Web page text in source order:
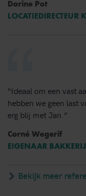
Dorine Pot
LOCATIEDIRECTEUR
“Ideaal om een vast
hebben we geen last
erg blij met Jan.”
Corné Wegerif
EIGENAAR
Bekijk meer